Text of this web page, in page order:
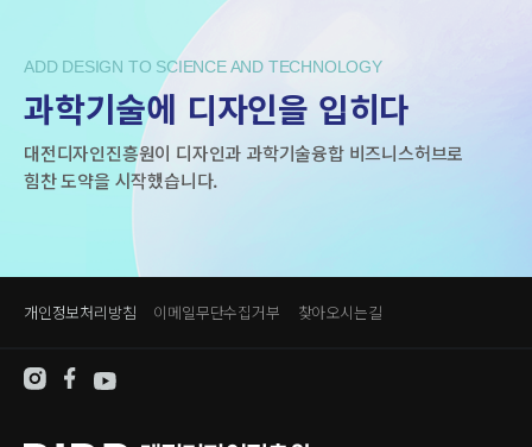
ADD DESIGN TO SCIENCE AND TECHNOLOGY
과학기술에 디자인을 입히다
대전디자인진흥원이 디자인과 과학기술융합 비즈니스허브로
힘찬 도약을 시작했습니다.
개인정보처리방침 이메일무단수집거부 찾아오시는길